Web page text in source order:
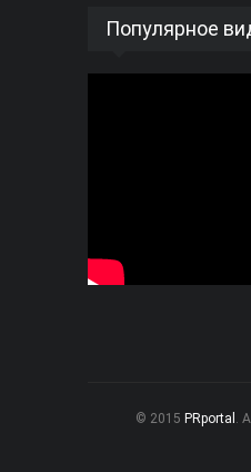
Популярное
© 2015 PRportal .